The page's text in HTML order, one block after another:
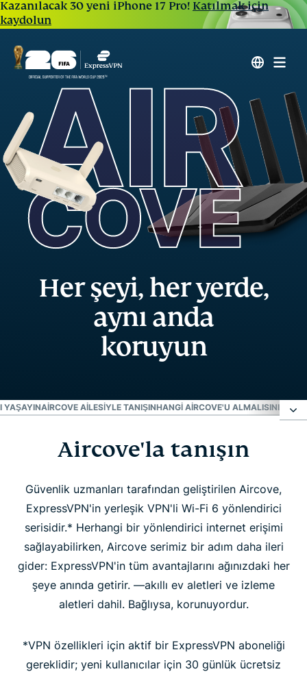
Kazanılacak 30 yeni iPhone 17 Pro! Katılmak için
kaydolun
Her şeyi, her yerde,
aynı anda
koruyun
YAŞAYINAIRCOVE AILESIYLE TANIŞINHANGI AIRCOVE'U ALMALISINIZ?
Aircove'la tanışın
Aircove farkını yaşayın
Aircove ailesiyle tanışın
Hangi Aircove'u almalısınız?
İnsanlar Aircove'u seviyor
Aircove'la tanışın
Güvenlik uzmanları tarafından geliştirilen Aircove,
ExpressVPN'in yerleşik VPN'li Wi-Fi 6 yönlendirici
serisidir.* Herhangi bir yönlendirici internet erişimi
sağlayabilirken, Aircove serimiz bir adım daha ileri
gider: ExpressVPN'in tüm avantajlarını ağınızdaki her
şeye anında getirir. —akıllı ev aletleri ve izleme
aletleri dahil. Bağlıysa, korunuyordur.
*VPN özellikleri için aktif bir ExpressVPN aboneliği
gereklidir; yeni kullanıcılar için 30 günlük ücretsiz